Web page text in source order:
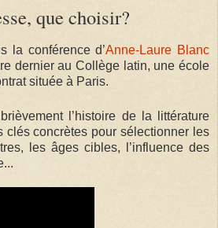
que choisir?
la conférence d’Anne-Laure Blanc
dernier au Collège latin, une école
située à Paris.
l’histoire de la littérature
clés concrètes pour sélectionner les
les âges cibles, l’influence des